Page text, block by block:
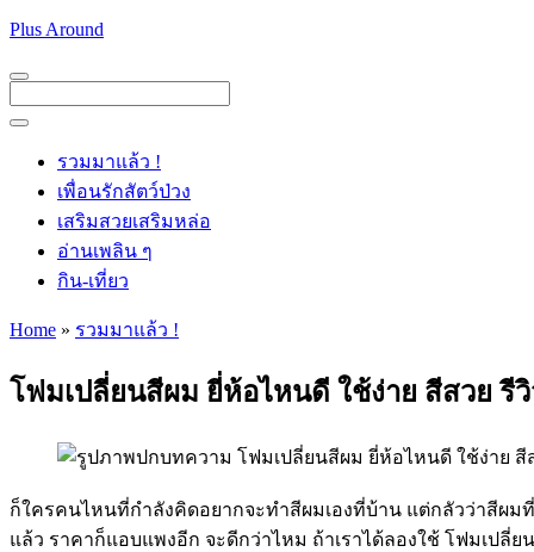
Skip
content
Plus Around
Menu
Menu
รวมมาแล้ว !
เพื่อนรักสัตว์ป่วง
เสริมสวยเสริมหล่อ
อ่านเพลิน ๆ
กิน-เที่ยว
Home » รวมมาแล้ว !
โฟมเปลี่ยนสีผม ยี่ห้อไหนดี ใช้ง่าย สีสวย รีวิ
ก็ใครคนไหนที่กำลังคิดอยากจะทำสีผมเองที่บ้าน แต่กลัวว่าสีผ
แล้ว ราคาก็แอบแพงอีก จะดีกว่าไหม ถ้าเราได้ลองใช้ โฟมเปลี่ย